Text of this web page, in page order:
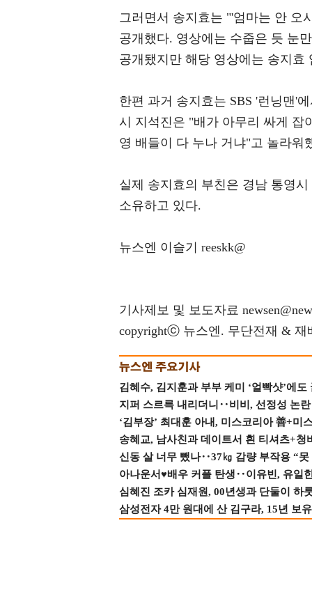
그러면서 송지효는 "'엄마는 안 오
공개했다. 영상에는 수줍은 듯 눈
공개됐지만 해당 영상에는 송지
한편 과거 송지효는 SBS '런닝맨'
시 지석진은 "배가 아무리 싸게 잡
영 배들이 다 누나 거냐"고 놀라워
실제 송지효의 부친은 경남 통영
소유하고 있다.
뉴스엔 이슬기 reeskk@
기사제보 및 보도자료
copyrightⓒ 뉴스엔. 무단전재 & 재
김혜수, 김지훈과 부부 케미 ‘얼빡샷’에도
지퍼 스르륵 내리더니‥비비, 선정성 논
‘김부장’ 최대훈 아내, 미스코리아 善+미
송혜교, 남사친과 데이트서 흰 티셔츠+
신동 살 너무 뺐나‥37㎏ 감량 부작용 “
아나운서♥배우 커플 탄생‥이유빈, 유일
심혜진 조카 심재원, 00년생과 단둘이 하
삼성전자 4만 원대에 산 김구라, 15년 보